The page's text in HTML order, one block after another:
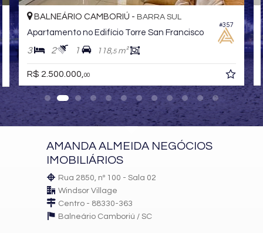
#357
BALNEÁRIO CAMBORIÚ - BARRA SUL
Apartamento no Edifício Torre San Francisco
3 2 1 118,5m²
R$ 2.500.000,00
AMANDA ALMEIDA NEGÓCIOS
IMOBILIÁRIOS
Rua 2850, nº 100 - Sala 02
Windsor Village
Centro - 88330-363
Balneário Camboriú / SC